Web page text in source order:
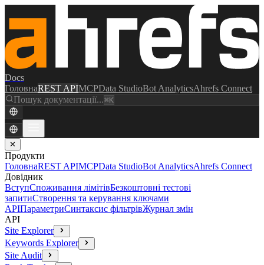
Docs
ГоловнаREST APIMCPData StudioBot AnalyticsAhrefs Connect
Пошук документації...⌘K
✕
Продукти
ГоловнаREST APIMCPData StudioBot AnalyticsAhrefs Connect
Довідник
ВступСпоживання лімітівБезкоштовні тестові
запитиСтворення та керування ключами
APIПараметриСинтаксис фільтрівЖурнал змін
API
Site Explorer
Keywords Explorer
Site Audit